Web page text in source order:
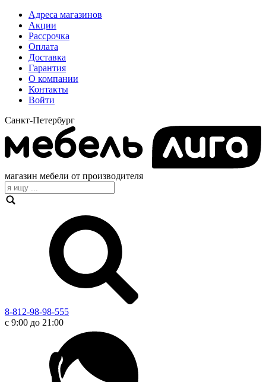
Адреса магазинов
Акции
Рассрочка
Оплата
Доставка
Гарантия
О компании
Контакты
Войти
Санкт-Петербург
магазин мебели от производителя
8-812-98-98-555
с 9:00 до 21:00